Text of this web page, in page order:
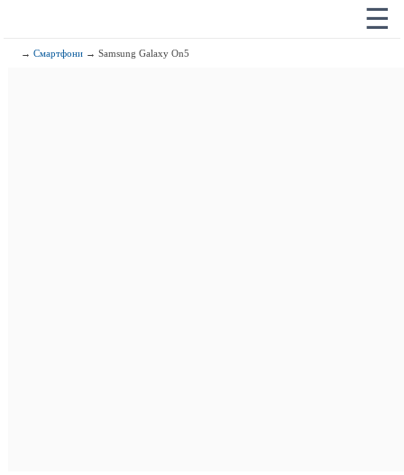
☰
→Смартфони → Samsung Galaxy On5